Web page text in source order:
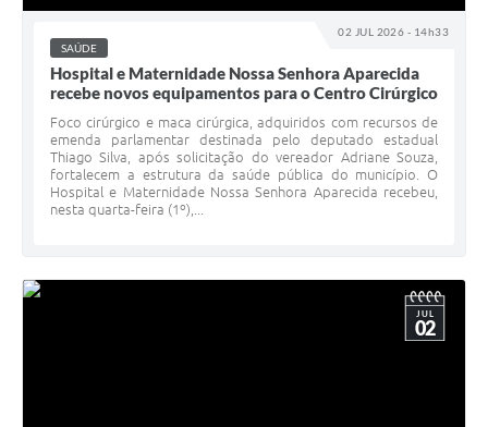
02 JUL 2026 - 14h33
SAÚDE
Hospital e Maternidade Nossa Senhora Aparecida
recebe novos equipamentos para o Centro Cirúrgico
Foco cirúrgico e maca cirúrgica, adquiridos com recursos de
emenda parlamentar destinada pelo deputado estadual
Thiago Silva, após solicitação do vereador Adriane Souza,
fortalecem a estrutura da saúde pública do município. O
Hospital e Maternidade Nossa Senhora Aparecida recebeu,
nesta quarta-feira (1º),...
JUL
02